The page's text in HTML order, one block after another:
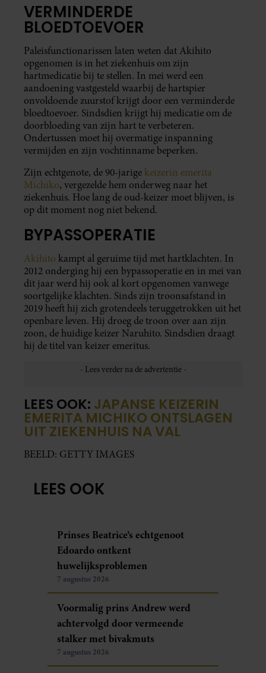
VERMINDERDE
BLOEDTOEVOER
Paleisfunctionarissen laten weten dat Akihito
opgenomen is in het ziekenhuis om zijn
hartmedicatie bij te stellen. In mei werd een
aandoening vastgesteld waarbij de hartspier
onvoldoende zuurstof krijgt door een verminderde
bloedtoevoer. Sindsdien krijgt hij medicatie om de
doorbloeding van zijn hart te verbeteren.
Ondertussen moet hij overmatige inspanning
vermijden en zijn vochtinname beperken.
Zijn echtgenote, de 90-jarige keizerin emerita
Michiko, vergezelde hem onderweg naar het
ziekenhuis. Hoe lang de oud-keizer moet blijven, is
op dit moment nog niet bekend.
BYPASSOPERATIE
Akihito kampt al geruime tijd met hartklachten. In
2012 onderging hij een bypassoperatie en in mei van
dit jaar werd hij ook al kort opgenomen vanwege
soortgelijke klachten. Sinds zijn troonsafstand in
2019 heeft hij zich grotendeels teruggetrokken uit het
openbare leven. Hij droeg de troon over aan zijn
zoon, de huidige keizer Naruhito. Sindsdien draagt
hij de titel van keizer emeritus.
LEES OOK: JAPANSE KEIZERIN
EMERITA MICHIKO ONTSLAGEN
UIT ZIEKENHUIS NA VAL
BEELD: GETTY IMAGES
LEES OOK
Prinses Beatrice’s echtgenoot
Edoardo ontkent
huwelijksproblemen
7 augustus 2026
Voormalig prins Andrew werd
achtervolgd door vermeende
stalker met bivakmuts
7 augustus 2026